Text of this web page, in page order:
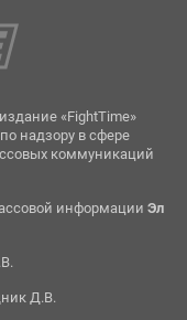
«FightTime»
надзору в сфере
коммуникаций
информации Эл
Д.В.